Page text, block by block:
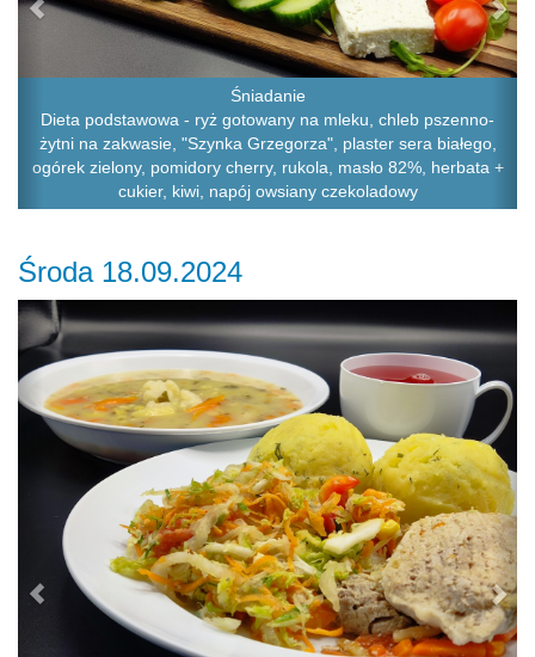
Śniadanie
Dieta podstawowa - ryż gotowany na mleku, chleb pszenno-
żytni na zakwasie, "Szynka Grzegorza", plaster sera białego,
ogórek zielony, pomidory cherry, rukola, masło 82%, herbata +
cukier, kiwi, napój owsiany czekoladowy
Środa 18.09.2024
Previous